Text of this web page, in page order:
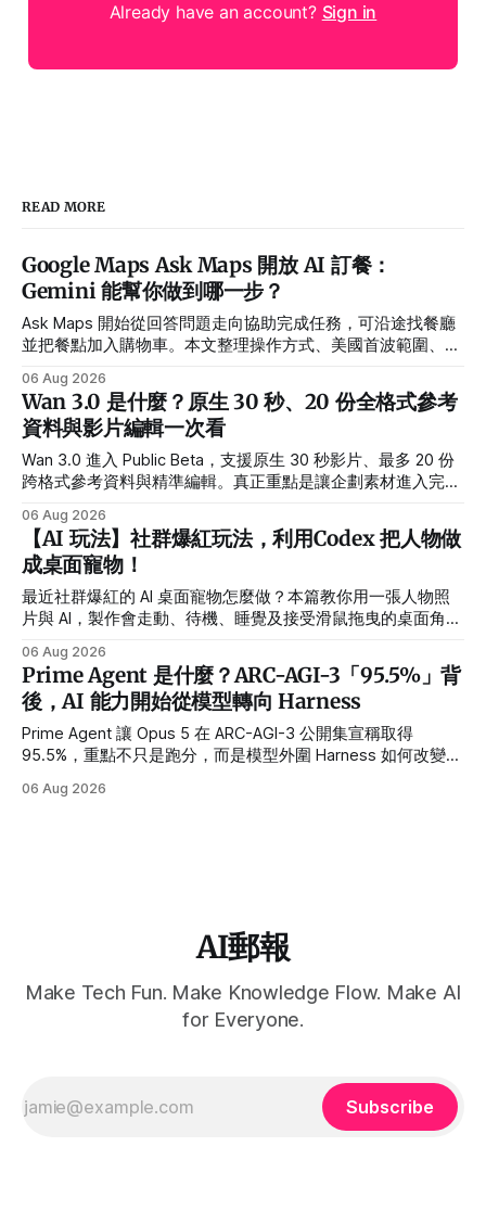
Already have an account? Sign in
READ MORE
Google Maps Ask Maps 開放 AI 訂餐：
Gemini 能幫你做到哪一步？
Ask Maps 開始從回答問題走向協助完成任務，可沿途找餐廳
並把餐點加入購物車。本文整理操作方式、美國首波範圍、合
06 Aug 2026
Wan 3.0 是什麼？原生 30 秒、20 份全格式參考
資料與影片編輯一次看
Wan 3.0 進入 Public Beta，支援原生 30 秒影片、最多 20 份
跨格式參考資料與精準編輯。真正重點是讓企劃素材進入完整
06 Aug 2026
【AI 玩法】社群爆紅玩法，利用Codex 把人物做
成桌面寵物！
最近社群爆紅的 AI 桌面寵物怎麼做？本篇教你用一張人物照
片與 AI，製作會走動、待機、睡覺及接受滑鼠拖曳的桌面角
06 Aug 2026
Prime Agent 是什麼？ARC-AGI-3「95.5%」背
後，AI 能力開始從模型轉向 Harness
Prime Agent 讓 Opus 5 在 ARC-AGI-3 公開集宣稱取得
95.5%，重點不只是跑分，而是模型外圍 Harness 如何改變長
06 Aug 2026
AI郵報
Make Tech Fun. Make Knowledge Flow. Make AI
for Everyone.
Subscribe